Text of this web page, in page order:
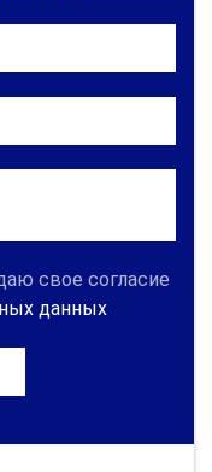
свое согласие
данных